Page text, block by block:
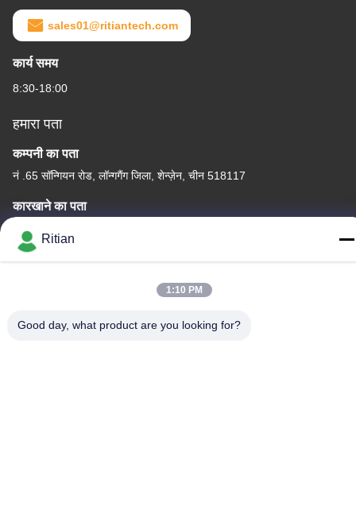
sales01@ritiantech.com
कार्य समय
8:30-18:00
हमारा पता
कम्पनी का पता
नं .65 सॉन्गियन रोड, लॉन्गगैंग जिला, शेन्ज़ेन, चीन 518117
कारखाने का पता
नं .65 सॉन्गियन रोड, लॉन्गगैंग जिला, शेन्ज़ेन, चीन 518117
टेलीफोन
Ritian
1:10 PM
Good day, what product are you looking for?